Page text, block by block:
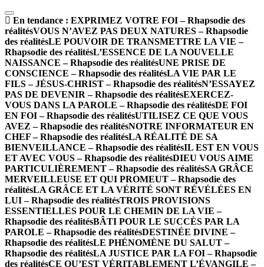
En tendance : EXPRIMEZ VOTRE FOI – Rhapsodie des
réalitésVOUS N’AVEZ PAS DEUX NATURES – Rhapsodie
des réalitésLE POUVOIR DE TRANSMETTRE LA VIE –
Rhapsodie des réalitésL’ESSENCE DE LA NOUVELLE
NAISSANCE – Rhapsodie des réalitésUNE PRISE DE
CONSCIENCE – Rhapsodie des réalitésLA VIE PAR LE
FILS – JÉSUS-CHRIST – Rhapsodie des réalitésN’ESSAYEZ
PAS DE DEVENIR – Rhapsodie des réalitésEXERCEZ-
VOUS DANS LA PAROLE – Rhapsodie des réalitésDE FOI
EN FOI – Rhapsodie des réalitésUTILISEZ CE QUE VOUS
AVEZ – Rhapsodie des réalitésNOTRE INFORMATEUR EN
CHEF – Rhapsodie des réalitésLA RÉALITÉ DE SA
BIENVEILLANCE – Rhapsodie des réalitésIL EST EN VOUS
ET AVEC VOUS – Rhapsodie des réalitésDIEU VOUS AIME
PARTICULIÈREMENT – Rhapsodie des réalitésSA GRÂCE
MERVEILLEUSE ET QUI PROMEUT – Rhapsodie des
réalitésLA GRÂCE ET LA VÉRITÉ SONT RÉVÉLÉES EN
LUI – Rhapsodie des réalitésTROIS PROVISIONS
ESSENTIELLES POUR LE CHEMIN DE LA VIE –
Rhapsodie des réalitésBÂTI POUR LE SUCCÈS PAR LA
PAROLE – Rhapsodie des réalitésDESTINÉE DIVINE –
Rhapsodie des réalitésLE PHÉNOMÈNE DU SALUT –
Rhapsodie des réalitésLA JUSTICE PAR LA FOI – Rhapsodie
des réalitésCE QU’EST VÉRITABLEMENT L’ÉVANGILE –